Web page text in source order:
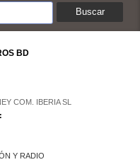
BD
COM. IBERIA SL
Y RADIO